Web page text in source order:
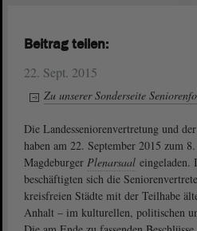
22. Sept. 2015
Zu unserer Sonderseite
Die Landesseniorenvertretung und der
haben am 22. September 2015 zum
Magdeburger Plenarsaal eingeladen.
beschäftigten sich die
kreisfreien Städte mit der Teilhabe
Anhalt – im kulturellen, politischen
Beitrag teilen: